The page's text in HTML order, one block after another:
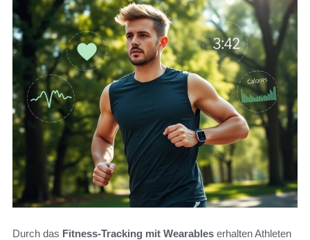
Durch das Fitness-Tracking mit Wearables erhalten Athleten